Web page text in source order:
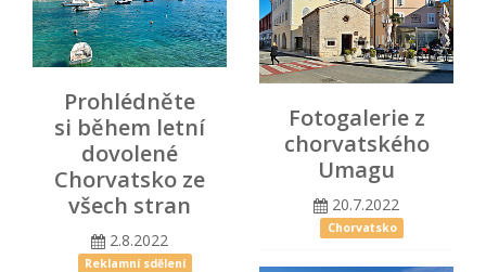
Prohlédněte
si během letní
dovolené
Chorvatsko ze
všech stran
2.8.2022
Reklamní sdělení
Fotogalerie z
chorvatského
Umagu
20.7.2022
Chorvatsko